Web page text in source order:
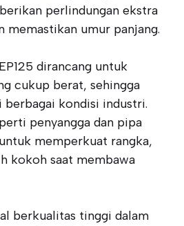
perlindungan ekstra
memastikan umur panjang.
dirancang untuk
cukup berat, sehingga
kondisi industri.
penyangga dan pipa
memperkuat rangka,
kokoh saat membawa
berkualitas tinggi dalam